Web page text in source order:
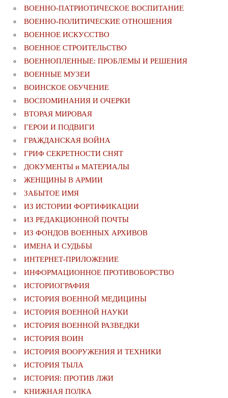
ВОЕННО-ПАТРИОТИЧЕСКОЕ ВОСПИТАНИЕ
ВОЕННО-ПОЛИТИЧЕСКИE ОТНОШЕНИЯ
ВОЕННОЕ ИСКУССТВО
ВОЕННОЕ СТРОИТЕЛЬСТВО
ВОЕННОПЛЕННЫЕ: ПРОБЛЕМЫ И РЕШЕНИЯ
ВОЕННЫЕ МУЗЕИ
ВОИНСКОЕ ОБУЧЕНИЕ
ВОСПОМИНАНИЯ И ОЧЕРКИ
ВТОРАЯ МИРОВАЯ
ГЕРОИ И ПОДВИГИ
ГРАЖДАНСКАЯ ВОЙНА
ГРИФ СЕКРЕТНОСТИ СНЯТ
ДОКУМЕНТЫ и МАТЕРИАЛЫ
ЖЕНЩИНЫ В АРМИИ
ЗАБЫТОЕ ИМЯ
ИЗ ИСТОРИИ ФОРТИФИКАЦИИ
ИЗ РЕДАКЦИОННОЙ ПОЧТЫ
ИЗ ФОНДОВ ВОЕННЫХ АРХИВОВ
ИМЕНА И СУДЬБЫ
ИНТЕРНЕТ-ПРИЛОЖЕНИЕ
ИНФОРМАЦИОННОЕ ПРОТИВОБОРСТВО
ИСТОРИОГРАФИЯ
ИСТОРИЯ ВОЕННОЙ МЕДИЦИНЫ
ИСТОРИЯ ВОЕННОЙ НАУКИ
ИСТОРИЯ ВОЕННОЙ РАЗВЕДКИ
ИСТОРИЯ ВОИН
ИСТОРИЯ ВООРУЖЕНИЯ И ТЕХНИКИ
ИСТОРИЯ ТЫЛА
ИСТОРИЯ: ПРОТИВ ЛЖИ
КНИЖНАЯ ПОЛКА